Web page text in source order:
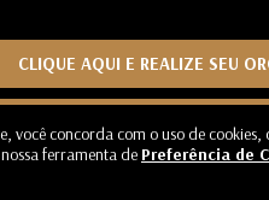
CLIQUE AQUI E REALIZE SEU
00 - Todos os direitos reservados -
você concorda com o uso de
ferramenta de Preferência de